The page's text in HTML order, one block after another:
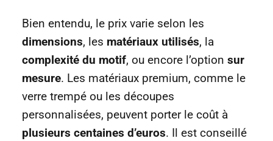
Bien entendu, le prix varie selon les
dimensions, les matériaux utilisés, la
complexité du motif, ou encore l’option sur
mesure. Les matériaux premium, comme le
verre trempé ou les découpes
personnalisées, peuvent porter le coût à
plusieurs centaines d’euros. Il est conseillé